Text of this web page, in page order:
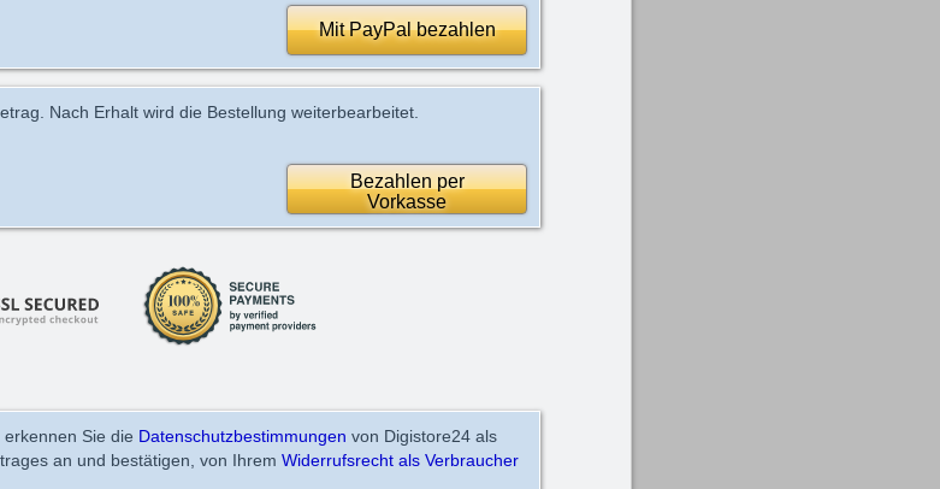
Mit PayPal bezahlen
Nach Erhalt wird die Bestellung weiterbearbeitet.
Bezahlen per
Vorkasse
Sie die Datenschutzbestimmungen von Digistore24 als
an und bestätigen, von Ihrem Widerrufsrecht als Verbraucher